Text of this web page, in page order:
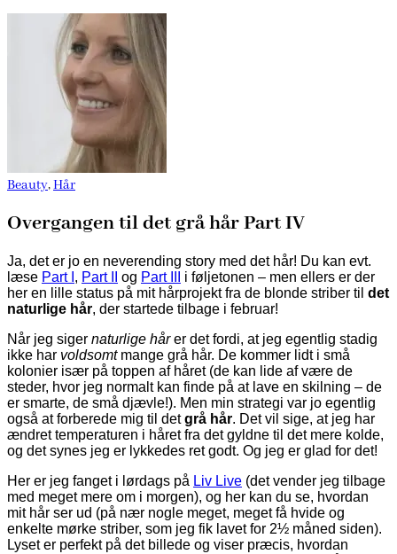
Beauty,Hår
Overgangen til det grå hår Part IV
Ja, det er jo en neverending story med det hår! Du kan evt.
læse Part I , Part II og Part III
i føljetonen – men ellers er der
her en lille status på mit hårprojekt fra de blonde striber til det
naturlige hår, der startede tilbage i februar!
Når jeg siger naturlige hårer det fordi, at jeg egentlig stadig
ikke har voldsomtmange grå hår. De kommer lidt i små
kolonier især på toppen af håret (de kan lide af være de
steder, hvor jeg normalt kan finde på at lave en skilning – de
er smarte, de små djævle!). Men min strategi var jo egentlig
også at forberede mig til detgrå hår. Det vil sige, at jeg har
ændret temperaturen i håret fra det gyldne til det mere kolde,
og det synes jeg er lykkedes ret godt. Og jeg er glad for det!
Her er jeg fanget i lørdags på Liv Live (det vender jeg tilbage
med meget mere om i morgen), og her kan du se, hvordan
mit hår ser ud (på nær nogle meget, meget få hvide og
enkelte mørke striber, som jeg fik lavet for 2½ måned siden).
Lyset er perfekt på det billede og viser præcis, hvordan